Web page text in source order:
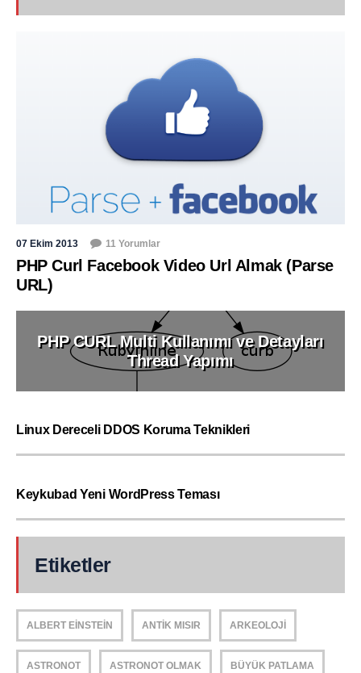
07 Ekim 2013 11 Yorumlar
PHP Curl Facebook Video Url Almak (Parse
URL)
PHP CURL Multi Kullanımı ve Detayları
Thread Yapımı
Linux Dereceli DDOS Koruma Teknikleri
Keykubad Yeni WordPress Teması
Etiketler
ALBERT EINSTEIN ANTIK MISIR ARKEOLOJI
ASTRONOT ASTRONOT OLMAK BÜYÜK PATLAMA